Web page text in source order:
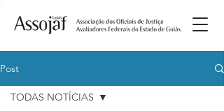
Post
TODAS NOTÍCIAS